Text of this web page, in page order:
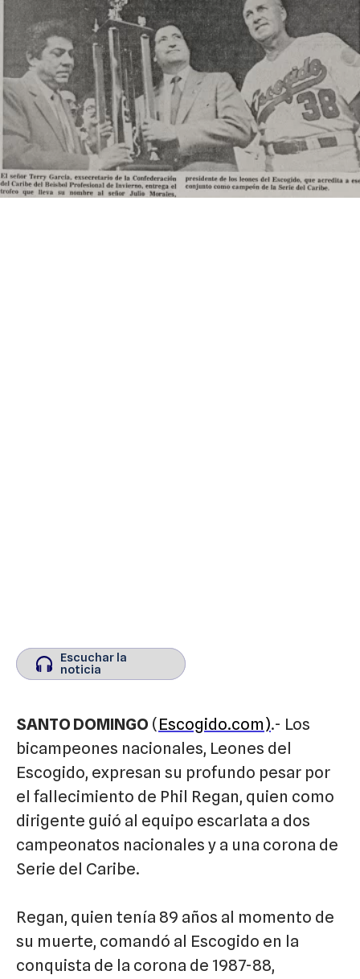
Escuchar la
noticia
Escuchar la
noticia
SANTO DOMINGO (Escogido.com).- Los
bicampeones nacionales, Leones del
Escogido, expresan su profundo pesar por
el fallecimiento de Phil Regan, quien como
dirigente guió al equipo escarlata a dos
campeonatos nacionales y a una corona de
Serie del Caribe.
Regan, quien tenía 89 años al momento de
su muerte, comandó al Escogido en la
conquista de la corona de 1987-88,